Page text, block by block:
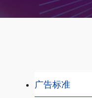
广告标准